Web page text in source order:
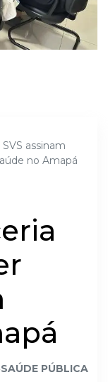
assinam
no Amapá
SAÚDE PÚBLICA